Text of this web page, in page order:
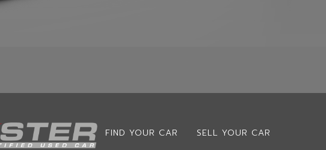
FIND YOUR CAR
SELL YOUR CAR